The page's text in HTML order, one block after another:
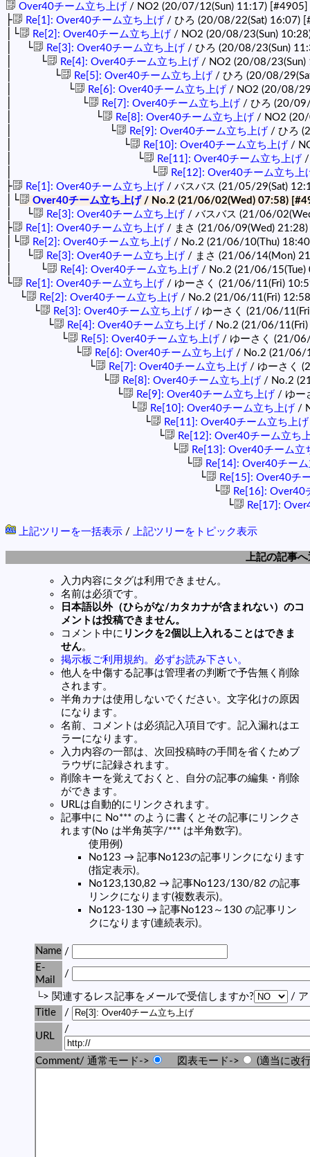
Over40チーム立ち上げ / NO2 (20/07/12(Sun) 11:17) [#4905]
├ Re[1]: Over40チーム立ち上げ / ひろ (20/08/22(Sat) 16:07)
│└ Re[2]: Over40チーム立ち上げ / NO2 (20/08/23(Sun)
│ └ Re[3]: Over40チーム立ち上げ / ひろ (20/08/23(Sun)
│ └ Re[4]: Over40チーム立ち上げ / NO2 (20/08/23(Sun)
│ └ Re[5]: Over40チーム立ち上げ / ひろ (20/08/
│ └ Re[6]: Over40チーム立ち上げ / NO2 (20/08/
│ └ Re[7]: Over40チーム立ち上げ / ひろ (20/
│ └ Re[8]: Over40チーム立ち上げ / NO2
│ └ Re[9]: Over40チーム立ち上げ / ひろ
│ └ Re[10]: Over40チーム立ち上げ /
│ └ Re[11]: Over40チーム立ち上げ /
│ └ Re[12]: Over40チーム立ち上
├ Re[1]: Over40チーム立ち上げ / バスバス (21/05/29(Sat)
│└ Over40チーム立ち上げ / No.2 (21/06/02(Wed) 07:58)
│ └ Re[3]: Over40チーム立ち上げ / バスバス (21/06/
├ Re[1]: Over40チーム立ち上げ / まさ (21/06/09(Wed) 21:28)
│└ Re[2]: Over40チーム立ち上げ / No.2 (21/06/10(Thu)
│ └ Re[3]: Over40チーム立ち上げ / まさ (21/06/14(Mon)
│ └ Re[4]: Over40チーム立ち上げ / No.2 (21/06/15(Tue)
└ Re[1]: Over40チーム立ち上げ / ゆーさく (21/06/11(Fri)
└ Re[2]: Over40チーム立ち上げ / No.2 (21/06/11(Fri)
└ Re[3]: Over40チーム立ち上げ / ゆーさく (21/06/
└ Re[4]: Over40チーム立ち上げ / No.2 (21/06/
└ Re[5]: Over40チーム立ち上げ / ゆーさく (21/
└ Re[6]: Over40チーム立ち上げ / No.2 (21/06/
└ Re[7]: Over40チーム立ち上げ / ゆーさく
└ Re[8]: Over40チーム立ち上げ / No.2
└ Re[9]: Over40チーム立ち上げ / ゆー
└ Re[10]: Over40チーム立ち上げ /
└ Re[11]: Over40チーム立ち上げ
└ Re[12]: Over40チーム立ち
└ Re[13]: Over40チーム立
└ Re[14]: Over40チー
└ Re[15]: Over40チ
└ Re[16]: Over40
└ Re[17]:
上記ツリーを一括表示 / 上記ツリーをトピック表示
上記の記事
入力内容にタグは利用できません。
名前は必須です。
日本語以外（ひらがな/カタカナが含まれない）のコ
メントは投稿できません。
コメント中に リンクを2個以上入れることはできま
せん。
掲示板ご利用規約。必ずお読み下さい。
他人を中傷する記事は管理者の判断で予告無く削除
されます。
半角カナは使用しないでください。文字化けの原因
になります。
名前、コメントは必須記入項目です。記入漏れはエ
ラーになります。
入力内容の一部は、次回投稿時の手間を省くためブ
ラウザに記録されます。
削除キーを覚えておくと、自分の記事の編集・削除
ができます。
URLは自動的にリンクされます。
記事中に No*** のように書くとその記事にリンクさ
れます(No は半角英字/*** は半角数字)。
使用例)
No123 → 記事No123の記事リンクになります
(指定表示)。
No123,130,82 → 記事No123/130/82 の記事
リンクになります(複数表示)。
No123-130 → 記事No123～130 の記事リン
クになります(連続表示)。
Name /
E-
Mail
/
└> 関連するレス記事をメールで受信しますか?
/ ア
Title
/
URL
/
Comment/ 通常モード-> 図表モード-> (適当に改